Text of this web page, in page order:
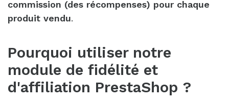
commission (des récompenses) pour chaque
produit vendu.
Pourquoi utiliser notre
module de fidélité et
d'affiliation PrestaShop ?